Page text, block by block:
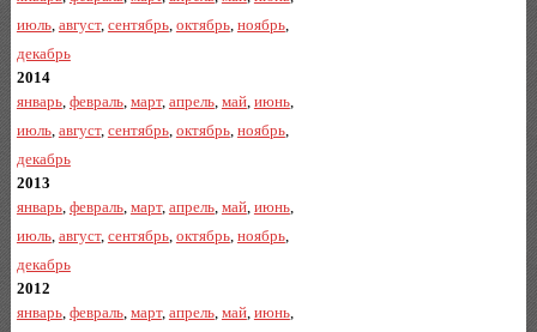
июль, август, сентябрь, октябрь, ноябрь,
декабрь
2014
январь, февраль, март, апрель, май, июнь,
июль, август, сентябрь, октябрь, ноябрь,
декабрь
2013
январь, февраль, март, апрель, май, июнь,
июль, август, сентябрь, октябрь, ноябрь,
декабрь
2012
январь, февраль, март, апрель, май, июнь,